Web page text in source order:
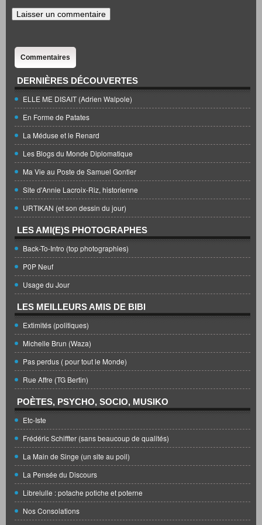
Commentaires
DERNIÈRES DÉCOUVERTES
ELLE ME DISAIT (Adrien Walpole)
En Forme de Patates
La Méduse et le Renard
Les Blogs du Monde Diplomatique
Ma Vie au Poste de Samuel Gontier
Site d'Annie Lacroix-Riz, historienne
URTIKAN (et son dessin du jour)
LES AMI(E)S PHOTOGRAPHES
Back-To-Intro (top photographies)
P0P Neuf
Usage du Jour
LES MEILLEURS AMIS DE BIBI
Extimités (politiques)
Michelle Brun (Waza)
Pas perdus ( pour tout le Monde)
Rue Affre (TG Bertin)
POÈTES, PSYCHO, SOCIO, MUSIKO
Etc-Iste
Frédéric Schiffter (sans beaucoup de qualités)
La Main de Singe (un site au poil)
La Pensée du Discours
Librelulle : potache potiche et poterne
Nos Consolations